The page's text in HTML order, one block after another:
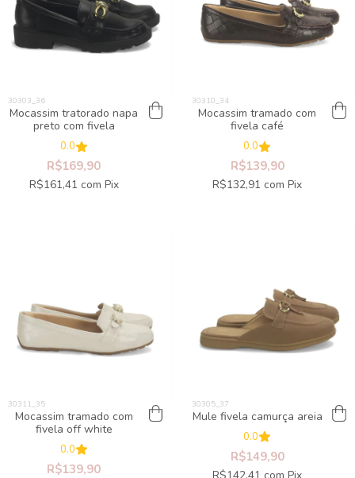
Mocassim tratorado napa
preto com fivela
0.0
R$169,90
R$161,41 com Pix
Mocassim tramado com
fivela café
0.0
R$139,90
R$132,91 com Pix
Mocassim tramado com
fivela off white
0.0
R$139,90
Mule fivela camurça areia
0.0
R$149,90
R$142,41 com Pix